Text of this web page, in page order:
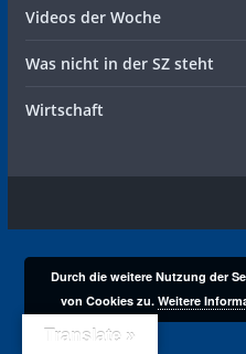
Videos der Woche
Was nicht in der SZ steht
Wirtschaft
Translate »
Durch die weitere Nutzung der
von Cookies zu.Weitere